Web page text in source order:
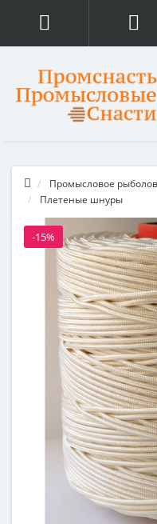
Промысловое
Плетеные шнуры
-15%